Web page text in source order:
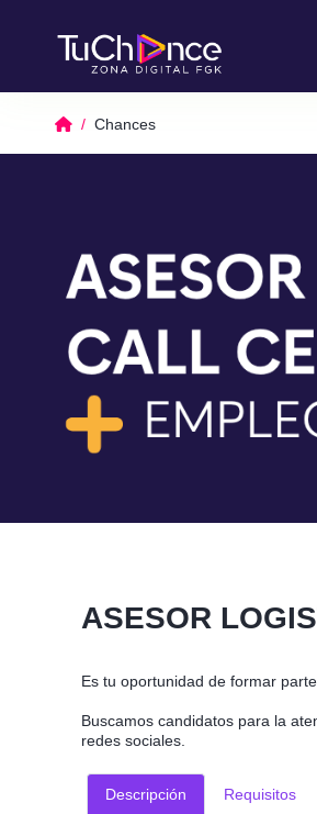
Chances
ASESOR
Es tu oportunidad de formar
Buscamos candidatos para la
redes sociales.
Descripción Requisitos